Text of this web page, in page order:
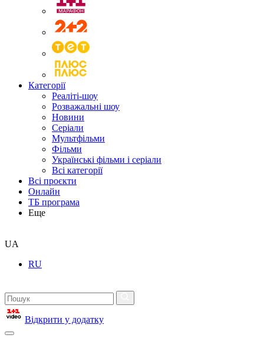
Категорії
Реаліті-шоу
Розважальні шоу
Новини
Серіали
Мультфільми
Фільми
Українські фільми і серіали
Всі категорії
Всі проєкти
Онлайн
ТБ програма
Еще
UA
RU
Відкрити у додатку